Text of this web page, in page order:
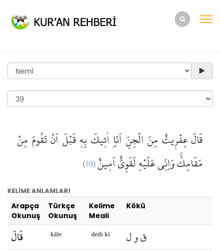
قَالَعِفْر۪يتٌمِنَ الْجِنِّاَنَا۬ اٰت۪يكَبِه۪قَبْلَاَنْ تَقُومَمِنْ
مَقَامِكَۚوَاِنّ۪يعَلَيْهِلَقَوِيٌّاَم۪ينٌ(39)
KELİME ANLAMLARI
Arapça
Okunuş
Türkçe
Okunuş
Kelime
Meali
Kökü
قَالَ ḳāle dedi ki
ق و ل